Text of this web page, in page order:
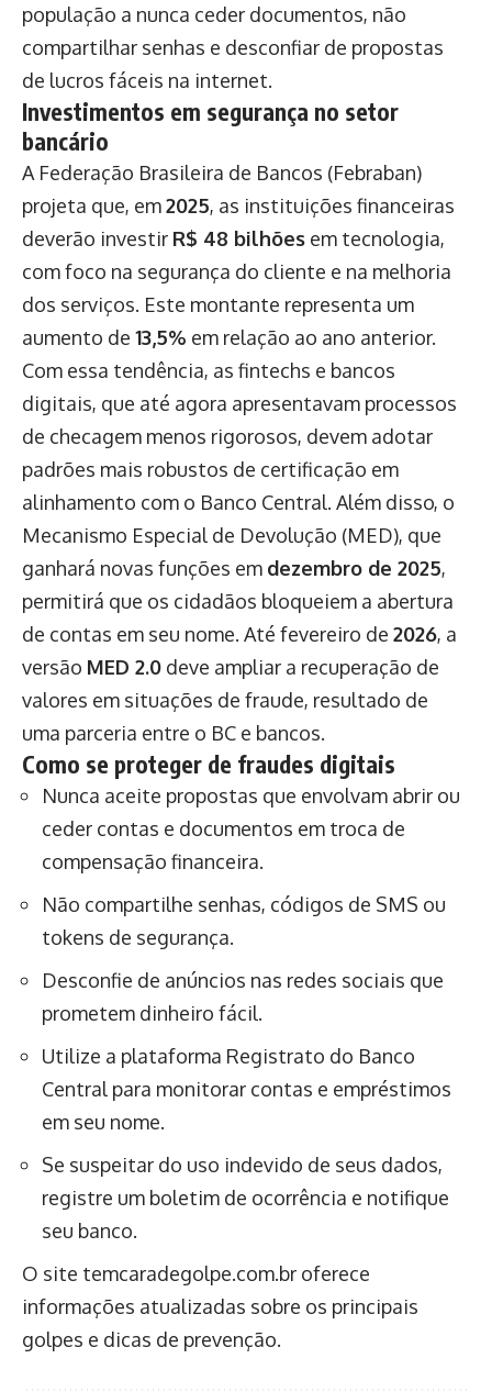
população a nunca ceder documentos, não
compartilhar senhas e desconfiar de propostas
de lucros fáceis na internet.
Investimentos em segurança no setor
bancário
A Federação Brasileira de Bancos (Febraban)
projeta que, em2025, as instituições financeiras
deverão investir R$ 48 bilhões em tecnologia,
com foco na segurança do cliente e na melhoria
dos serviços. Este montante representa um
aumento de 13,5% em relação ao ano anterior.
Com essa tendência, as fintechs e bancos
digitais, que até agora apresentavam processos
de checagem menos rigorosos, devem adotar
padrões mais robustos de certificação em
alinhamento com o Banco Central. Além disso, o
Mecanismo Especial de Devolução (MED), que
ganhará novas funções em dezembro de 2025,
permitirá que os cidadãos bloqueiem a abertura
de contas em seu nome. Até fevereiro de 2026, a
versão MED 2.0 deve ampliar a recuperação de
valores em situações de fraude, resultado de
uma parceria entre o BC e bancos.
Como se proteger de fraudes digitais
Nunca aceite propostas que envolvam abrir ou
ceder contas e documentos em troca de
compensação financeira.
Não compartilhe senhas, códigos de SMS ou
tokens de segurança.
Desconfie de anúncios nas redes sociais que
prometem dinheiro fácil.
Utilize a plataforma Registrato do Banco
Central para monitorar contas e empréstimos
em seu nome.
Se suspeitar do uso indevido de seus dados,
registre um boletim de ocorrência e notifique
seu banco.
O site temcaradegolpe.com.br oferece
informações atualizadas sobre os principais
golpes e dicas de prevenção.